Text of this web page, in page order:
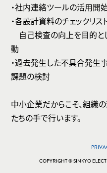
・社内連絡ツールの活用開
・各設計資料のチェックリス
自己検査の向上を目的と
動
・過去発生した不具合発生
課題の検討
中小企業だからこそ、組織
たちの手で行います。
COPYRIGHT © SINKYO